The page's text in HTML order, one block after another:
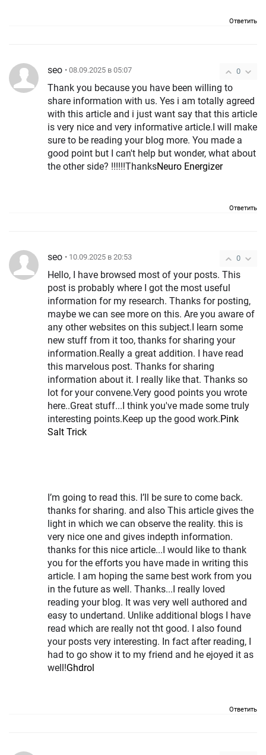
Ответить
0
seo • 08.09.2025 в 05:07
Thank you because you have been willing to
share information with us. Yes i am totally agreed
with this article and i just want say that this article
is very nice and very informative article.I will make
sure to be reading your blog more. You made a
good point but I can't help but wonder, what about
the other side? !!!!!!ThanksNeuro Energizer
Ответить
0
seo • 10.09.2025 в 20:53
Hello, I have browsed most of your posts. This
post is probably where I got the most useful
information for my research. Thanks for posting,
maybe we can see more on this. Are you aware of
any other websites on this subject.I learn some
new stuff from it too, thanks for sharing your
information.Really a great addition. I have read
this marvelous post. Thanks for sharing
information about it. I really like that. Thanks so
lot for your convene.Very good points you wrote
here..Great stuff...I think you've made some truly
interesting points.Keep up the good work.Pink
Salt Trick
I’m going to read this. I’ll be sure to come back.
thanks for sharing. and also This article gives the
light in which we can observe the reality. this is
very nice one and gives indepth information.
thanks for this nice article...I would like to thank
you for the efforts you have made in writing this
article. I am hoping the same best work from you
in the future as well. Thanks...I really loved
reading your blog. It was very well authored and
easy to undertand. Unlike additional blogs I have
read which are really not tht good. I also found
your posts very interesting. In fact after reading, I
had to go show it to my friend and he ejoyed it as
well!Ghdrol
Ответить